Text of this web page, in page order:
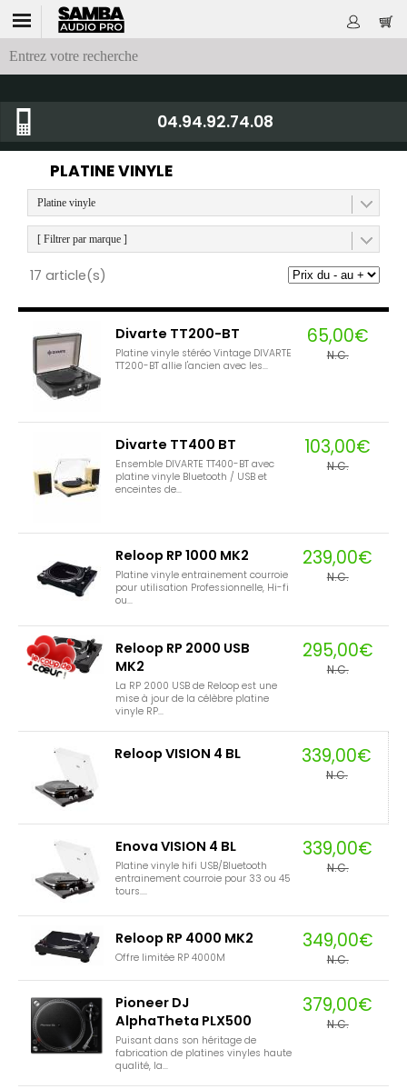
04.94.92.74.08
PLATINE VINYLE
Platine vinyle
[ Filtrer par marque ]
17 article(s)
Divarte TT200-BT
Platine vinyle stéréo Vintage DIVARTE
TT200-BT allie l'ancien avec les...
65,00€
N.C.
Divarte TT400 BT
Ensemble DIVARTE TT400-BT avec
platine vinyle Bluetooth / USB et
enceintes de...
103,00€
N.C.
Reloop RP 1000 MK2
Platine vinyle entrainement courroie
pour utilisation Professionnelle, Hi-fi
ou...
239,00€
N.C.
Reloop RP 2000 USB
MK2
La RP 2000 USB de Reloop est une
mise à jour de la célèbre platine
vinyle RP...
295,00€
N.C.
Reloop VISION 4 BL 339,00€
N.C.
Enova VISION 4 BL
Platine vinyle hifi USB/Bluetooth
entrainement courroie pour 33 ou 45
tours....
339,00€
N.C.
Reloop RP 4000 MK2
Offre limitée RP 4000M
349,00€
N.C.
Pioneer DJ
AlphaTheta PLX500
Puisant dans son héritage de
fabrication de platines vinyles haute
qualité, la...
379,00€
N.C.